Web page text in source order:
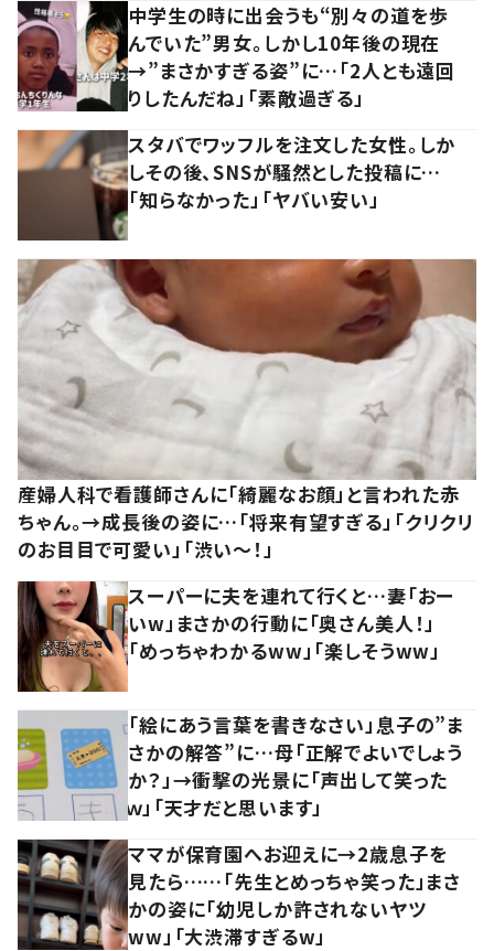
中学生の時に出会うも“別々の道を歩
んでいた”男女。しかし10年後の現在
→”まさかすぎる姿”に…「2人とも遠回
りしたんだね」「素敵過ぎる」
スタバでワッフルを注文した女性。しか
しその後、SNSが騒然とした投稿に…
「知らなかった」「ヤバい安い」
産婦人科で看護師さんに「綺麗なお顔」と言われた赤
ちゃん。→成長後の姿に…「将来有望すぎる」「クリクリ
のお目目で可愛い」「渋い～！」
スーパーに夫を連れて行くと…妻「おー
いw」まさかの行動に「奥さん美人！」
「めっちゃわかるww」「楽しそうww」
「絵にあう言葉を書きなさい」息子の”ま
さかの解答”に…母「正解でよいでしょう
か？」→衝撃の光景に「声出して笑った
ｗ」「天才だと思います」
ママが保育園へお迎えに→2歳息子を
見たら……「先生とめっちゃ笑った」まさ
かの姿に「幼児しか許されないヤツ
ww」「大渋滞すぎるw」